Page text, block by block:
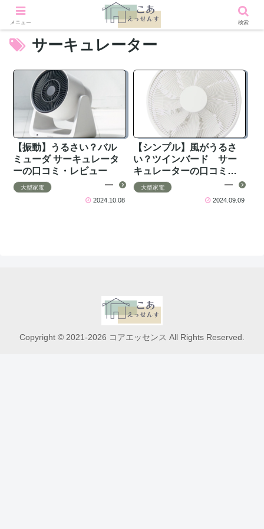
サーキュレーター
【振動】うるさい？バル
ミューダ サーキュレータ
ーの口コミ・レビュー
大型家電
2024.10.08
【シンプル】風がうるさ
い？ツインバード サー
キュレーターの口コミ・
レビュー
大型家電
2024.09.09
Copyright © 2021-2026 コアエッセンス All Rights Reserved.
メニュー 検索